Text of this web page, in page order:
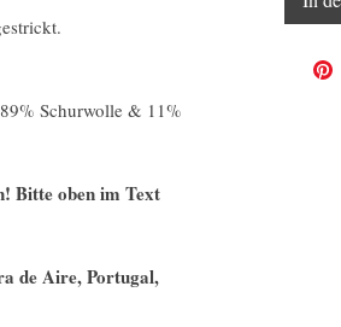
Schurwolle & 11%
Bitte oben im Text
de Aire, Portugal,